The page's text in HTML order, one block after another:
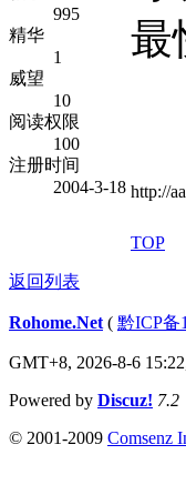
995
精华
1
威望
10
阅读权限
100
注册时间
2004-3-18
最
http://
TOP
返回列表
Rohome.Net ( 黔ICP备
GMT+8, 2026-8-6
Powered by Discuz! 7.2
© 2001-2009 Comsenz